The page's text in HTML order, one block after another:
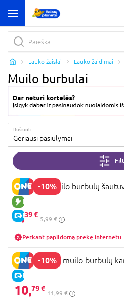
Lauko žaislai Lauko žaidimai
Muilo burbulai
Rūšiuoti
Geriausi pasiūlymai
-10%
NAUJA PREKĖ
E-KAINA
Capybara muilo burbulų
5,39 €
5,99 €
Perkant papildomą prekę internetu
-10%
E-KAINA
HELLO KITTY muilo burbulų
10,79 €
11,99 €